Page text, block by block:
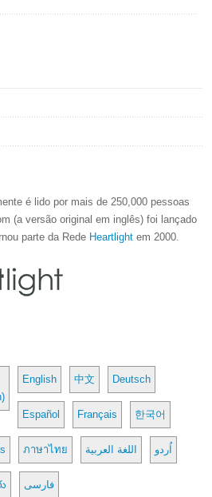
é lido por mais de 250,000 pessoas
(a versão original em inglês) foi lançado
parte da Rede Heartlight em 2000.
English 中文 Deutsch
Español Français 한국어
ภาษาไทย اللغة العربية اُردو
فارسی